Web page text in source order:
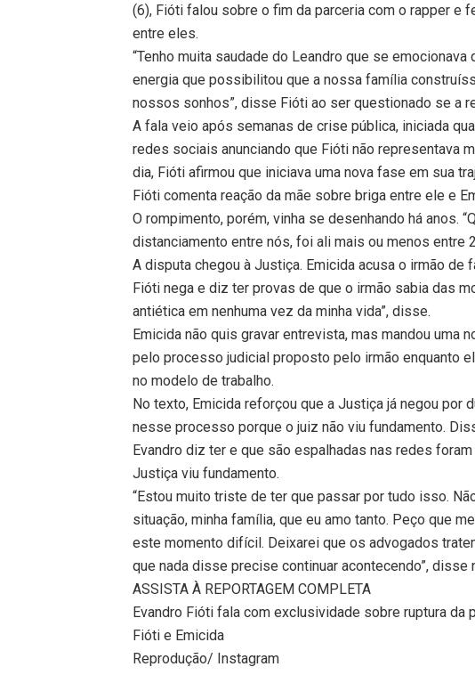
(6), Fióti falou sobre o fim da parceria com o rapper e
entre eles.
“Tenho muita saudade do Leandro que se
energia que possibilitou que a nossa família
nossos sonhos”, disse Fióti ao ser questionado se a
A fala veio após semanas de crise pública, iniciada
redes sociais anunciando que Fióti não representava
dia, Fióti afirmou que iniciava uma nova fase em sua
Fióti comenta reação da mãe sobre briga entre ele e
O rompimento, porém, vinha se desenhando há anos.
distanciamento entre nós, foi ali mais ou menos entre
A disputa chegou à Justiça. Emicida acusa o irmão
Fióti nega e diz ter provas de que o irmão sabia das
antiética em nenhuma vez da minha vida”, disse.
Emicida não quis gravar entrevista, mas mandou uma
pelo processo judicial proposto pelo irmão enquanto
no modelo de trabalho.
No texto, Emicida reforçou que a Justiça já negou
nesse processo porque o juiz não viu fundamento.
Evandro diz ter e que são espalhadas nas redes
Justiça viu fundamento.
“Estou muito triste de ter que passar por tudo isso.
situação, minha família, que eu amo tanto. Peço que
este momento difícil. Deixarei que os advogados
que nada disse precise continuar acontecendo”, disse
ASSISTA À REPORTAGEM COMPLETA
Evandro Fióti fala com exclusividade sobre ruptura da
Fióti e Emicida
Reprodução/ Instagram